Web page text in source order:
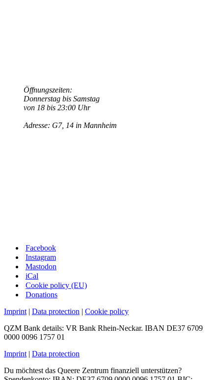
Öffnungszeiten:
Donnerstag bis Samstag
von 18 bis 23:00 Uhr
Adresse: G7, 14 in Mannheim
Facebook
Instagram
Mastodon
iCal
Cookie policy (EU)
Donations
Imprint | Data protection | Cookie policy
QZM Bank details: VR Bank Rhein-Neckar. IBAN DE37 6709
0000 0096 1757 01
Imprint | Data protection
Du möchtest das Queere Zentrum finanziell unterstützen?